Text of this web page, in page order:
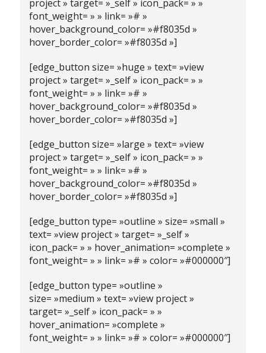
project » target= »_self » icon_pack= » »
font_weight= » » link= »# »
hover_background_color= »#f8035d »
hover_border_color= »#f8035d »]
[edge_button size= »huge » text= »view
project » target= »_self » icon_pack= » »
font_weight= » » link= »# »
hover_background_color= »#f8035d »
hover_border_color= »#f8035d »]
[edge_button size= »large » text= »view
project » target= »_self » icon_pack= » »
font_weight= » » link= »# »
hover_background_color= »#f8035d »
hover_border_color= »#f8035d »]
[edge_button type= »outline » size= »small »
text= »view project » target= »_self »
icon_pack= » » hover_animation= »complete »
font_weight= » » link= »# » color= »#000000″]
[edge_button type= »outline »
size= »medium » text= »view project »
target= »_self » icon_pack= » »
hover_animation= »complete »
font_weight= » » link= »# » color= »#000000″]